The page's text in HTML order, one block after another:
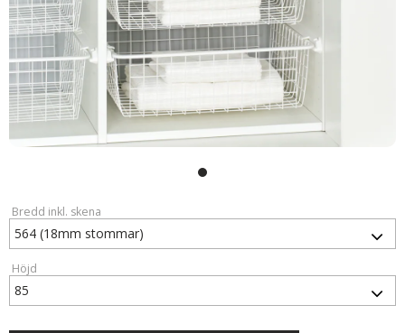
Bredd inkl. skena
Höjd